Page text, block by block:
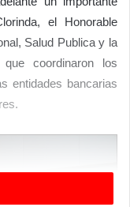
el Honorable
Salud Publica y la
coordinaron los
entidades bancarias